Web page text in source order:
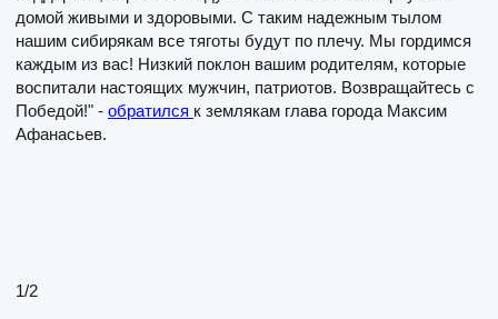
домой живыми и здоровыми. С таким надежным тылом
нашим сибирякам все тяготы будут по плечу. Мы гордимся
каждым из вас! Низкий поклон вашим родителям, которые
воспитали настоящих мужчин, патриотов. Возвращайтесь с
Победой!" - обратился к землякам глава города Максим
Афанасьев.
1/2